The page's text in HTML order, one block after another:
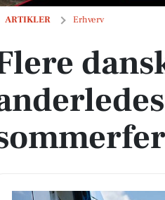
ARTIKLER Erhverv
Flere danskere tænker anderledes